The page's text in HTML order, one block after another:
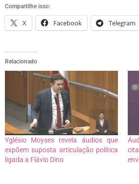
Compartilhe isso:
X Facebook Telegram
Relacionado
Yglésio Moyses revela áudios que
expõem suposta articulação política
ligada a Flávio Dino